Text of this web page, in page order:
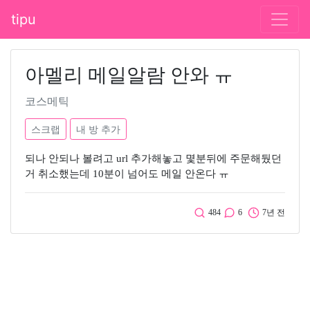
tipu
아멜리 메일알람 안와 ㅠ
코스메틱
스크랩 내 방 추가
되나 안되나 볼려고 url 추가해놓고 몇분뒤에 주문해뒀던
거 취소했는데 10분이 넘어도 메일 안온다 ㅠ
484 6 7년 전